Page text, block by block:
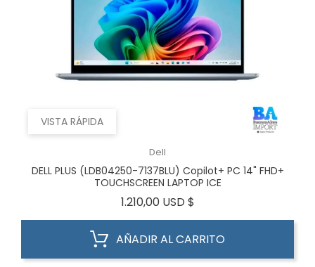
VISTA RÁPIDA
Dell
DELL PLUS (LDB04250-7137BLU) Copilot+ PC 14" FHD+
TOUCHSCREEN LAPTOP ICE
1.210,00 USD $
AÑADIR AL CARRITO